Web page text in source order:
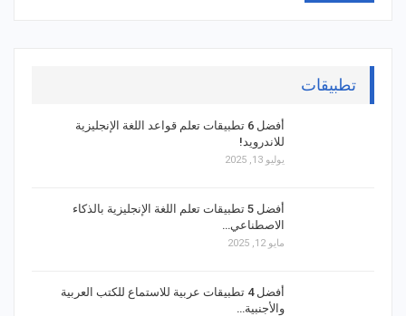
تطبيقات
أفضل 6 تطبيقات تعلم قواعد اللغة الإنجليزية
للاندرويد!
يوليو 13, 2025
أفضل 5 تطبيقات تعلم اللغة الإنجليزية بالذكاء
الاصطناعي…
مايو 12, 2025
أفضل 4 تطبيقات عربية للاستماع للكتب العربية
والأجنبية…